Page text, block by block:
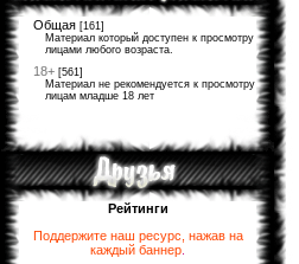
Общая [161]
Материал который доступен к просмотру
лицами любого возраста.
18+ [561]
Материал не рекомендуется к просмотру
лицам младше 18 лет
Рейтинги
Поддержите наш ресурс, нажав на
каждый баннер